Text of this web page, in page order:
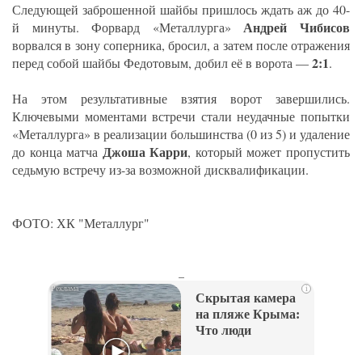
Следующей заброшенной шайбы пришлось ждать аж до 40-
й минуты. Форвард «Металлурга» Андрей Чибисов
ворвался в зону соперника, бросил, а затем после отражения
перед собой шайбы Федотовым, добил её в ворота —2:1.
На этом результативные взятия ворот завершились.
Ключевыми моментами встречи стали неудачные попытки
«Металлурга» в реализации большинства (0 из 5) и удаление
до конца матча Джоша Карри, который может пропустить
седьмую встречу из-за возможной дисквалификации.
ФОТО: ХК "Металлург"
i
Скрытая камера
на пляже Крыма:
Что люди